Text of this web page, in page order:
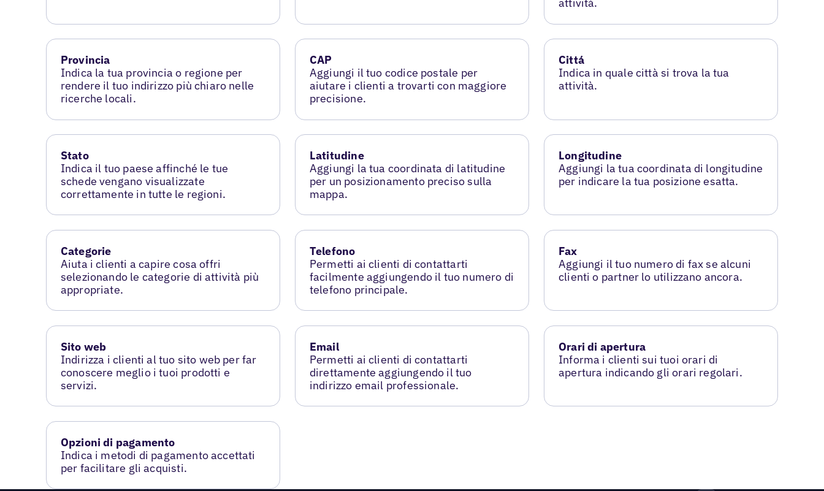
attività.
Provincia
Indica la tua provincia o regione per
rendere il tuo indirizzo più chiaro nelle
ricerche locali.
CAP
Aggiungi il tuo codice postale per
aiutare i clienti a trovarti con maggiore
precisione.
Cittá
Indica in quale città si trova la tua
attività.
Stato
Indica il tuo paese affinché le tue
schede vengano visualizzate
correttamente in tutte le regioni.
Latitudine
Aggiungi la tua coordinata di latitudine
per un posizionamento preciso sulla
mappa.
Longitudine
Aggiungi la tua coordinata di longitudine
per indicare la tua posizione esatta.
Categorie
Aiuta i clienti a capire cosa offri
selezionando le categorie di attività più
appropriate.
Telefono
Permetti ai clienti di contattarti
facilmente aggiungendo il tuo numero di
telefono principale.
Fax
Aggiungi il tuo numero di fax se alcuni
clienti o partner lo utilizzano ancora.
Sito web
Indirizza i clienti al tuo sito web per far
conoscere meglio i tuoi prodotti e
servizi.
Email
Permetti ai clienti di contattarti
direttamente aggiungendo il tuo
indirizzo email professionale.
Orari di apertura
Informa i clienti sui tuoi orari di
apertura indicando gli orari regolari.
Opzioni di pagamento
Indica i metodi di pagamento accettati
per facilitare gli acquisti.